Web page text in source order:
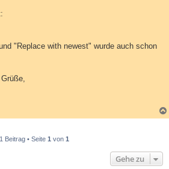
"Replace with newest" wurde auch schon
1 Beitrag • Seite 1 von 1
Gehe zu